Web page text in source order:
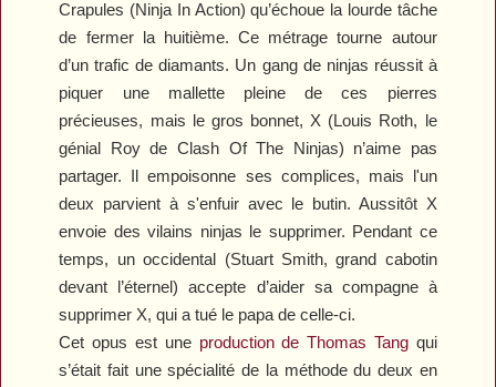
Crapules (Ninja In Action) qu’échoue la lourde tâche
de fermer la huitième. Ce métrage tourne autour
d’un trafic de diamants. Un gang de ninjas réussit à
piquer une mallette pleine de ces pierres
précieuses, mais le gros bonnet, X (Louis Roth, le
génial Roy de Clash Of The Ninjas) n’aime pas
partager. Il empoisonne ses complices, mais l'un
deux parvient à s'enfuir avec le butin. Aussitôt X
envoie des vilains ninjas le supprimer. Pendant ce
temps, un occidental (Stuart Smith, grand cabotin
devant l’éternel) accepte d’aider sa compagne à
supprimer X, qui a tué le papa de celle-ci.
Cet opus est une production de Thomas Tangqui
s’était fait une spécialité de la méthode du deux en